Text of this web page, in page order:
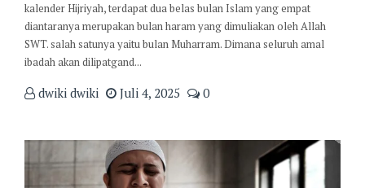
kalender Hijriyah, terdapat dua belas bulan Islam yang empat
diantaranya merupakan bulan haram yang dimuliakan oleh Allah
SWT. salah satunya yaitu bulan Muharram. Dimana seluruh amal
ibadah akan dilipatgand...
dwiki dwiki Juli 4, 2025 0